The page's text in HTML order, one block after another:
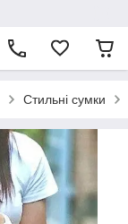
Стильні сумки